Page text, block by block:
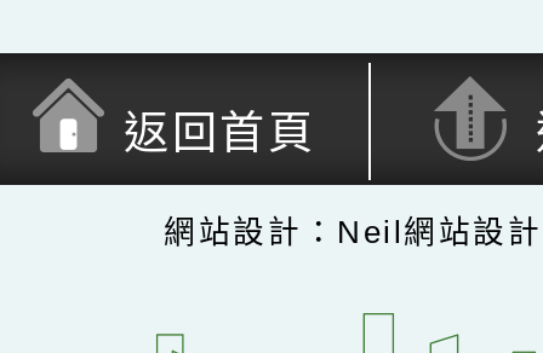
返回首頁
網站設計：Neil網站設